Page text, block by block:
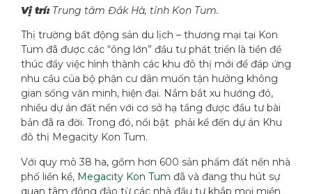
Vị trí:Trung tâm Đắk Hà, tỉnh Kon Tum.
Thị trường bất động sản du lịch – thương mại tại Kon
Tum đã được các “ông lớn” đầu tư phát triển là tiền đề
thúc đẩy việc hình thành các khu đô thị mới để đáp ứng
nhu cầu của bộ phận cư dân muốn tận hưởng không
gian sống văn minh, hiện đại. Nắm bắt xu hướng đó,
nhiều dự án đất nền với cơ sở hạ tầng được đầu tư bài
bản đã ra đời. Trong đó, nổi bật phải kể đến dự án Khu
đô thị Megacity Kon Tum.
Với quy mô 38 ha, gồm hơn 600 sản phẩm đất nền nhà
phố liền kề, Megacity Kon Tum đã và đang thu hút sự
quan tâm đông đảo từ các nhà đầu tư khắp mọi miền